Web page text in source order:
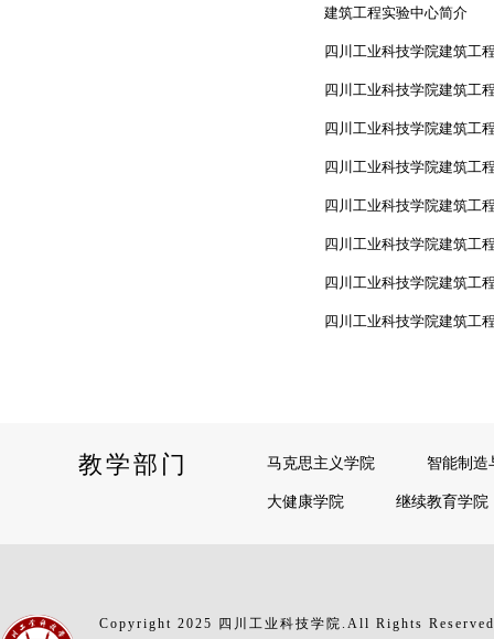
建筑工程实验中心简介
四川工业科技学院建筑工
四川工业科技学院建筑工
四川工业科技学院建筑工
四川工业科技学院建筑工
四川工业科技学院建筑工
四川工业科技学院建筑工
四川工业科技学院建筑工
四川工业科技学院建筑工
教学部门 马克思主义学院
智能制造
大健康学院
继续教育学院
Copyright 2025 四川工业科技学院.All Rights